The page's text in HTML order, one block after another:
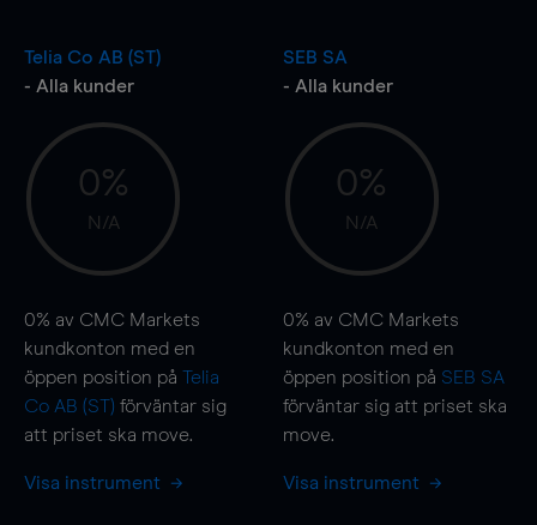
Telia Co AB (ST)
- Alla kunder
0%
N/A
0% av CMC Markets
kundkonton med en
öppen position på Telia
Co AB (ST) förväntar sig
att priset ska move.
Visa instrument
SEB SA
- Alla kunder
0%
N/A
0% av CMC Markets
kundkonton med en
öppen position på SEB SA
förväntar sig att priset ska
move.
Visa instrument